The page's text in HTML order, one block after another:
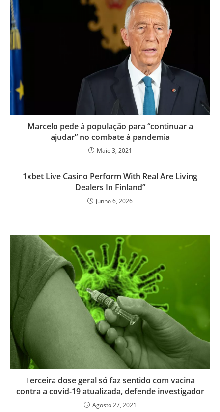
Marcelo pede à população para “continuar a
ajudar” no combate à pandemia
Maio 3, 2021
1xbet Live Casino Perform With Real Are Living
Dealers In Finland”
Junho 6, 2026
Terceira dose geral só faz sentido com vacina
contra a covid-19 atualizada, defende investigador
Agosto 27, 2021